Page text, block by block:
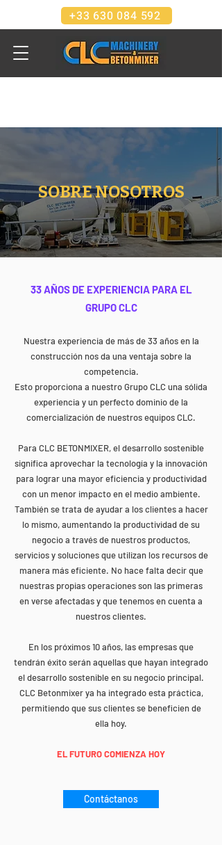
+33 630 084 592
SOBRE NOSOTROS
33 AÑOS DE EXPERIENCIA PARA EL
GRUPO CLC
Nuestra experiencia de más de 33 años en la
construcción nos da una ventaja sobre la
competencia.
Esto proporciona a nuestro Grupo CLC una sólida
experiencia y un perfecto dominio de la
comercialización de nuestros equipos CLC.
Para CLC BETONMIXER, el desarrollo sostenible
significa aprovechar la tecnología y la innovación
para lograr una mayor eficiencia y productividad
con un menor impacto en el medio ambiente.
También se trata de ayudar a los clientes a hacer
lo mismo, aumentando la productividad de su
negocio a través de nuestros productos,
servicios y soluciones que utilizan los recursos de
manera más eficiente. No hace falta decir que
nuestras propias operaciones son las primeras
en verse afectadas y que tenemos en cuenta a
nuestros clientes.
En los próximos 10 años, las empresas que
tendrán éxito serán aquellas que hayan integrado
el desarrollo sostenible en su negocio principal.
CLC Betonmixer ya ha integrado esta práctica,
permitiendo que sus clientes se beneficien de
ella hoy.
EL FUTURO COMIENZA HOY
Contáctanos